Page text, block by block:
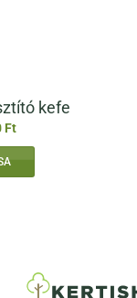
kefe
FtÁrtartomány: